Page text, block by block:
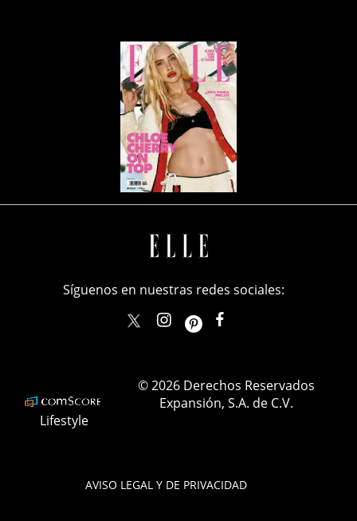
AVISO LEGAL Y DE PRIVACIDAD
Síguenos en nuestras redes sociales:
elle_mexicoellemexico
Lifestyle
© 2026 Derechos Reservados
Expansión, S.A. de C.V.